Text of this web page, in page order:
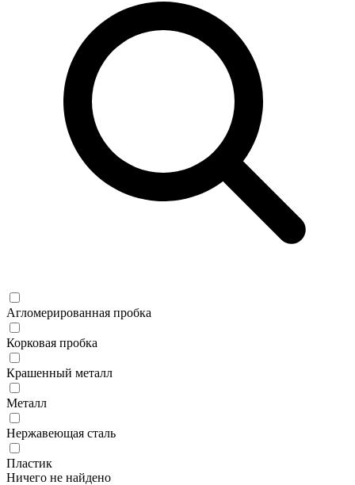
Агломерированная пробка
Корковая пробка
Крашенный металл
Металл
Нержавеющая сталь
Пластик
Ничего не найдено